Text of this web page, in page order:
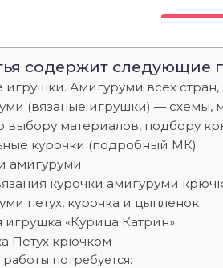
содержит следующие
игрушки. Амигуруми всех стран,
(вязаные игрушки) — схемы,
выбору материалов, подбору
курочки (подробный МК)
амигуруми
курочки амигуруми
петух, курочка и цыпленок
игрушка «Курица Катрин»
Петух крючком
потребуется: